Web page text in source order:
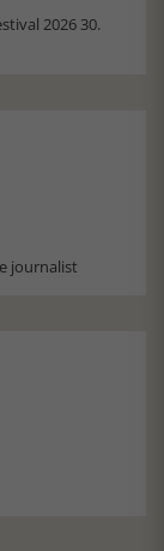
2026 30.
journalist